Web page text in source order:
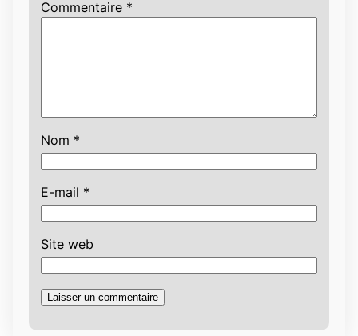
Commentaire *
Nom *
E-mail *
Site web